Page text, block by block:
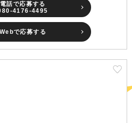
電話で応募する
4176-4495
Webで応募する